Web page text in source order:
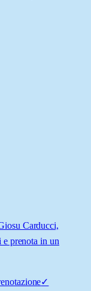
Carducci,
prenota in un
✓